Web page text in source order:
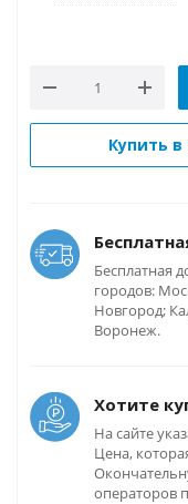
Купить в
Бесплатная
городов:
Новгород;
Воронеж.
Хотите
На сайте
Цена,
операторов